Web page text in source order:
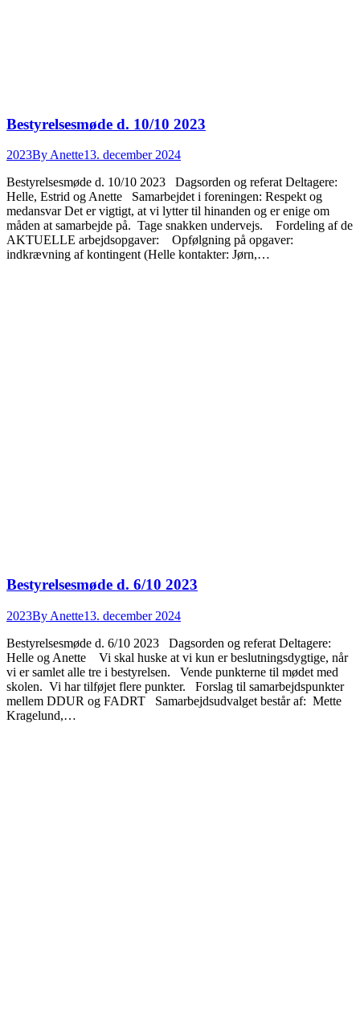
Bestyrelsesmøde d. 10/10 2023
2023By Anette13. december 2024
Bestyrelsesmøde d. 10/10 2023 Dagsorden og referat Deltagere:
Helle, Estrid og Anette Samarbejdet i foreningen: Respekt og
medansvar Det er vigtigt, at vi lytter til hinanden og er enige om
måden at samarbejde på. Tage snakken undervejs. Fordeling af de
AKTUELLE arbejdsopgaver: Opfølgning på opgaver:
indkrævning af kontingent (Helle kontakter: Jørn,…
Bestyrelsesmøde d. 6/10 2023
2023By Anette13. december 2024
Bestyrelsesmøde d. 6/10 2023 Dagsorden og referat Deltagere:
Helle og Anette Vi skal huske at vi kun er beslutningsdygtige, når
vi er samlet alle tre i bestyrelsen. Vende punkterne til mødet med
skolen. Vi har tilføjet flere punkter. Forslag til samarbejdspunkter
mellem DDUR og FADRT Samarbejdsudvalget består af: Mette
Kragelund,…